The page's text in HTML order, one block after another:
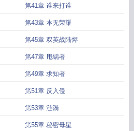
第41章 谁来打谁
第43章 本无荣耀
第45章 双英战陆烬
第47章 甩锅者
第49章 求知者
第51章 反入侵
第53章 涟漪
第55章 秘密母星